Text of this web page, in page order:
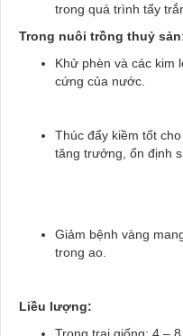
trong quá trình tẩy
Trong nuôi trồng thuỷ sản:
Khử phèn và các kim
cứng của nước.
Thúc đẩy kiềm tốt
tăng trưởng, ổn định
Giảm bệnh vàng
trong ao.
Liều lượng: